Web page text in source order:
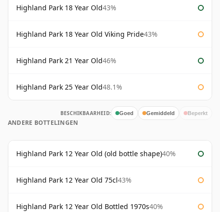
Highland Park 18 Year Old43%
Highland Park 18 Year Old Viking Pride43%
Highland Park 21 Year Old46%
Highland Park 25 Year Old48.1%
BESCHIKBAARHEID: Goed Gemiddeld Beperkt
ANDERE BOTTELINGEN
Highland Park 12 Year Old (old bottle shape)40%
Highland Park 12 Year Old 75cl43%
Highland Park 12 Year Old Bottled 1970s40%